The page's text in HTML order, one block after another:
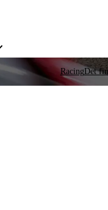
RacingDet